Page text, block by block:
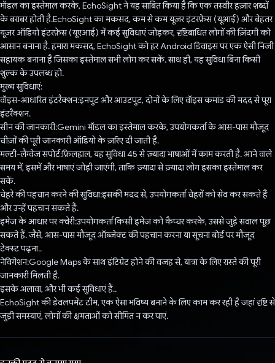
मॉडल का इस्तेमाल करके, EchoSight ने यह साबित किया है कि एक तस्वीर हज़ार शब्दों
के बराबर होती है.EchoSight का मकसद, कम से कम यूज़र इंटरफ़ेस (यूआई) और बेहतर
यूज़र ऑडियो इंटरफ़ेस (यूएआई) में कई सुविधाएं जोड़कर, दृष्टिबाधित लोगों की ज़िंदगी को
आसान बनाना है. हमारा मकसद, EchoSight को हर Android डिवाइस पर एक ऐसी निजी
सहायक बनाना है जिसका इस्तेमाल सभी लोग कर सकें. साथ ही, यह सुविधा बिना किसी
शुल्क के उपलब्ध हो.
मुख्य सुविधाएं:
वॉइस-आधारित इंटरैक्शन:इनपुट और आउटपुट, दोनों के लिए वॉइस कमांड की मदद से पूरा
इंटरैक्शन.
सीन की जानकारी:Gemini मॉडल का इस्तेमाल करके, उपयोगकर्ता के आस-पास मौजूद
चीज़ों की पूरी जानकारी ऑडियो के ज़रिए दी जाती है.
मल्टी-लैंग्वेज सपोर्ट:फ़िलहाल, यह सुविधा 45 से ज़्यादा भाषाओं में काम करती है. आने वाले
समय में, इसमें और भाषाएं जोड़ी जाएंगी, ताकि ज़्यादा से ज़्यादा लोग इसका इस्तेमाल कर
सकें.
चेहरे की पहचान करने की सुविधा:इसकी मदद से, उपयोगकर्ता चेहरों को सेव कर सकते हैं
और उन्हें पहचान सकते हैं.
इमेज के आधार पर क्वेरी:उपयोगकर्ता किसी इमेज को कैप्चर करके, उससे जुड़े सवाल पूछ
सकते हैं. जैसे, आस-पास मौजूद ऑब्जेक्ट की पहचान करना या सूचना बोर्ड पर मौजूद
टेक्स्ट पढ़ना..
नेविगेशन:Google Maps के साथ इंटिग्रेट होने की वजह से, यात्रा के लिए रास्ते की पूरी
जानकारी मिलती है.
इसके अलावा, और भी कई सुविधाएं हैं..
EchoSight की डेवलपमेंट टीम, एक ऐसा भविष्य बनाने के लिए काम कर रही है जहां दृष्टि से
जुड़ी समस्याएं, लोगों की क्षमताओं को सीमित न कर पाएं.